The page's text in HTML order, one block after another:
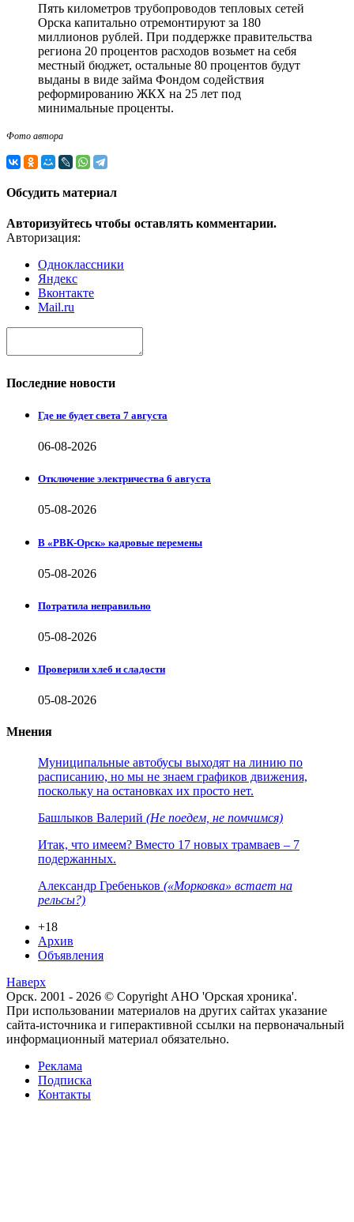
Пять километров трубопроводов тепловых сетей
Орска капитально отремонтируют за 180
миллионов рублей. При поддержке правительства
региона 20 процентов расходов возьмет на себя
местный бюджет, остальные 80 процентов будут
выданы в виде займа Фондом содействия
реформированию ЖКХ на 25 лет под
минимальные проценты.
Фото автора
Обсудить материал
Авторизуйтесь чтобы оставлять комментарии.
Авторизация:
Одноклассники
Яндекс
Вконтакте
Mail.ru
Последние новости
Где не будет света 7 августа
06-08-2026
Отключение электричества 6 августа
05-08-2026
В «РВК-Орск» кадровые перемены
05-08-2026
Потратила неправильно
05-08-2026
Проверили хлеб и сладости
05-08-2026
Мнения
Муниципальные автобусы выходят на линию по
расписанию, но мы не знаем графиков движения,
поскольку на остановках их просто нет.
Башлыков Валерий (Не поедем, не помчимся)
Итак, что имеем? Вместо 17 новых трамваев – 7
подержанных.
Александр Гребеньков («Морковка» встает на
рельсы?)
+18
Архив
Объявления
Наверх
Орск. 2001 - 2026 © Copyright АНО 'Орская хроника'.
При использовании материалов на других сайтах указание
сайта-источника и гиперактивной ссылки на первоначальный
информационный материал обязательно.
Реклама
Подписка
Контакты